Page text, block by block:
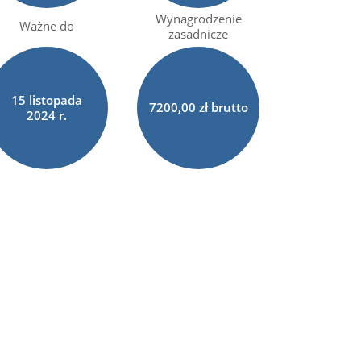
Ważne do
15 listopada
2024 r.
Wynagrodzenie
zasadnicze
7200,00 zł brutto